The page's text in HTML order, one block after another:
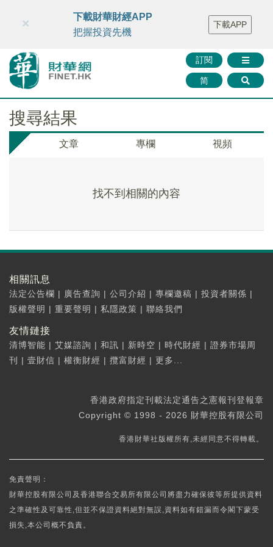
財華智庫網 FINTV FINMETA 財華證券 媒體矩陣
智庫沙龍
聯絡我們
訂閱
简
×
下載財華財經APP
把握投資先機
下載APP
搜尋結果
文章 專欄 視頻
找不到相關的內容
相關訊息
法定公告欄 | 廣告查詢 | 公司介紹 | 專欄邀稿 | 投資者關係 |
版權聲明 | 重要聲明 | 私隱政策 | 聯絡我們
友情鏈接
清博智能 | 艾媒諮詢 | 和訊 | 新時空 | 時代財經 | 證券市場周
刊
| 壹財信 | 權衡財經 | 攬富財經 | 更多...
香港政府指定刊載法定通告之憲報刊登報章
Copyright © 1998 - 2026 財華控股有限公司
香港財華社版權所有,未經同意不得轉載。
免責聲明：
財華控股有限公司及香港聯合交易所有限公司將盡力確保彼等所提供資料
之準確性及可靠性,但並不保證資料絕對無誤,資料如有錯漏而令閣下蒙受
損失,本公司概不負責。